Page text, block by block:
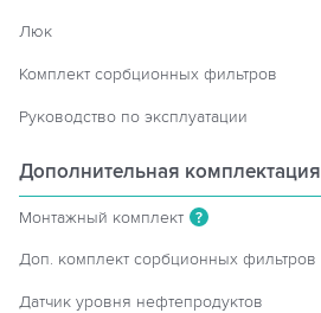
Люк
Комплект сорбционных фильтров
Руководство по эксплуатации
Дополнительная комплектация
Монтажный комплект ?
Доп. комплект сорбционных фильтров
Датчик уровня нефтепродуктов